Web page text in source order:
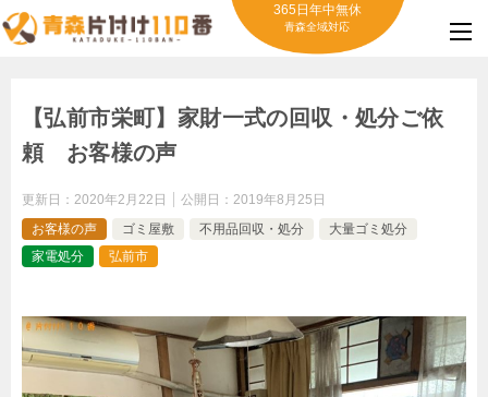
365日年中無休
青森全域対応
【弘前市栄町】家財一式の回収・処分ご依
頼 お客様の声
更新日： 2020年2月22日 公開日： 2019年8月25日
お客様の声
ゴミ屋敷 不用品回収・処分
大量ゴミ処分
家電処分
弘前市